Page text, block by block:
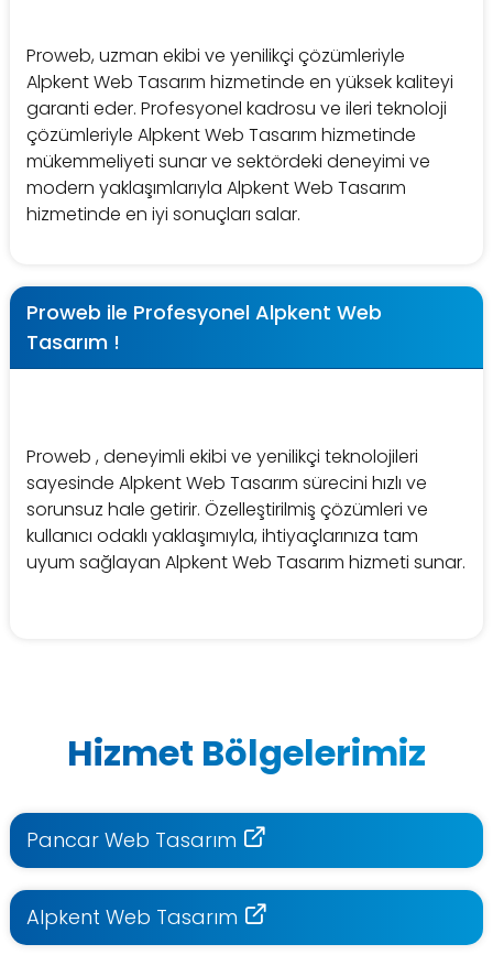
Proweb, uzman ekibi ve yenilikçi çözümleriyle
Alpkent Web Tasarım hizmetinde en yüksek kaliteyi
garanti eder. Profesyonel kadrosu ve ileri teknoloji
çözümleriyle Alpkent Web Tasarım hizmetinde
mükemmeliyeti sunar ve sektördeki deneyimi ve
modern yaklaşımlarıyla Alpkent Web Tasarım
hizmetinde en iyi sonuçları salar.
Proweb ile Profesyonel Alpkent Web
Tasarım !
Proweb , deneyimli ekibi ve yenilikçi teknolojileri
sayesinde Alpkent Web Tasarım sürecini hızlı ve
sorunsuz hale getirir. Özelleştirilmiş çözümleri ve
kullanıcı odaklı yaklaşımıyla, ihtiyaçlarınıza tam
uyum sağlayan Alpkent Web Tasarım hizmeti sunar.
Hizmet Bölgelerimiz
Pancar Web Tasarım
Alpkent Web Tasarım